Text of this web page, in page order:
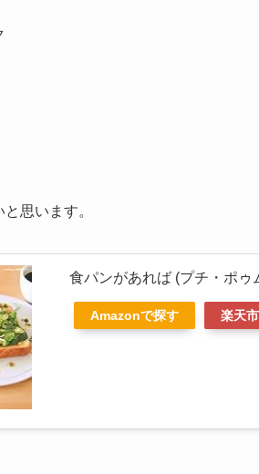
思います。
食パンがあれば (プチ・ポゥ
Amazonで探す 楽天